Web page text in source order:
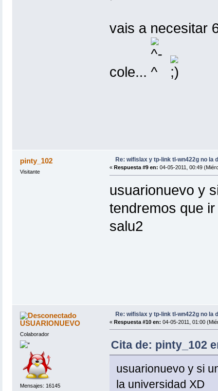
vais a necesitar
cole...
pinty_102
Visitante
Re: wifislax y tp-link tl-wn422g no la
« Respuesta #9 en: 04-05-2011, 00:49
usuarionuevo y
tendremos que
salu2
USUARIONUEVO
Colaborador
Mensajes: 16145
Re: wifislax y tp-link tl-wn422g no la
« Respuesta #10 en: 04-05-2011, 01:00
Cita de: pinty_102
usuarionuevo y si
la universidad XD